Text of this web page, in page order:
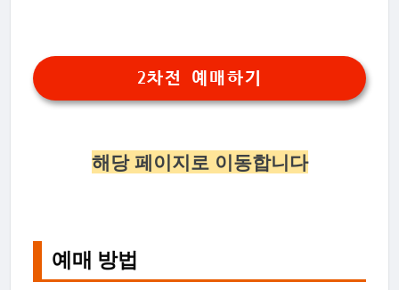
2차전 예매하기
해당 페이지로 이동합니다
예매 방법